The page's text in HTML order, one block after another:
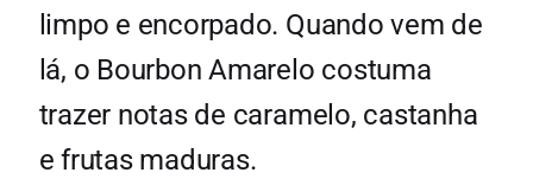
limpo e encorpado. Quando vem de
lá, o Bourbon Amarelo costuma
trazer notas de caramelo, castanha
e frutas maduras.